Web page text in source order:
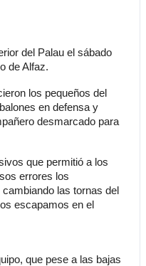
del Palau el sábado
de Alfaz.
los pequeños del
en defensa y
desmarcado para
que permitió a los
errores los
las tornas del
escapamos en el
que pese a las bajas